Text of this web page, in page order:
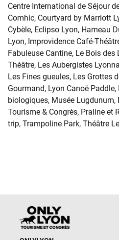
Centre International de Séjour
Comhic, Courtyard by Marriott
Cybèle, Eclipso Lyon, Hameau
Lyon, Improvidence Café-
Fabuleuse Cantine, Le Bois des
Théâtre, Les Aubergistes
Les Fines gueules, Les Grottes
Gourmand, Lyon Canoë
biologiques, Musée Lugdunum,
Tourisme & Congrès, Praline et
trip, Trampoline Park, Théâtre